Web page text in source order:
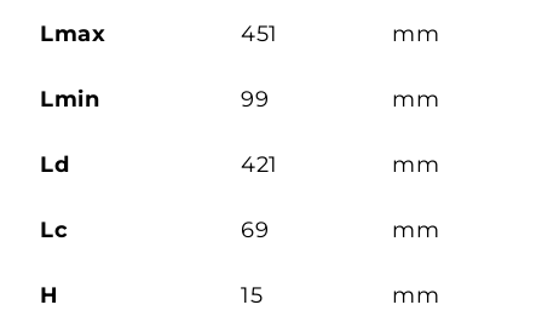
Lmax 451 mm
Lmin 99 mm
Ld 421 mm
Lc 69 mm
H 15 mm